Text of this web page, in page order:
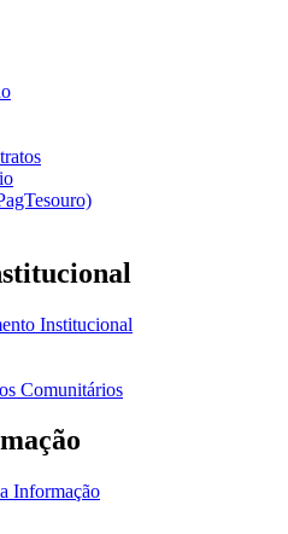
Institucional
Comunitários
Informação